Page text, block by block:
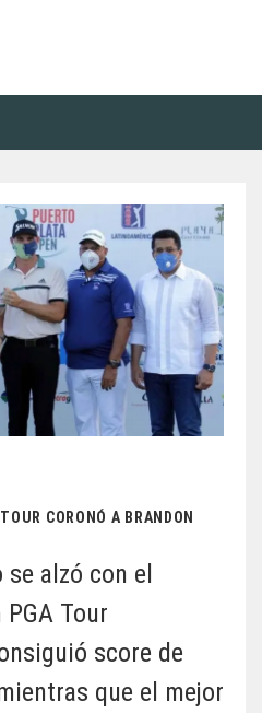
CORONÓ A BRANDON
alzó con el
Tour
score de
que el mejor